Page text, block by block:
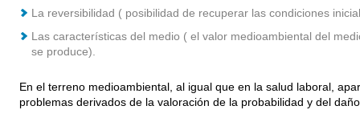
La reversibilidad ( posibilidad de recuperar las condiciones
Las características del medio ( el valor medioambiental del
se produce).
En el terreno medioambiental, al igual que en la salud laboral,
problemas derivados de la valoración de la probabilidad y del